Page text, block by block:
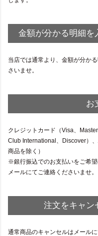
金額が分かる明細を
当店では通常より、金額が分か
さいませ。
お
クレジットカード（Visa、
Club International、Discover）
商品を除く）
※銀行振込でのお支払いをご希
メールにてご連絡くださいませ。
注文をキャン
通常商品のキャンセルはメール